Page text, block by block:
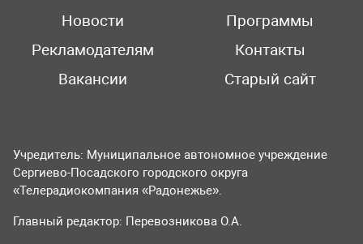
Новости
Программы
Рекламодателям
Контакты
Вакансии
Старый сайт
Учредитель: Муниципальное автономное учреждение
Сергиево-Посадского городского округа
«Телерадиокомпания «Радонежье».
Главный редактор: Перевозникова О.А.